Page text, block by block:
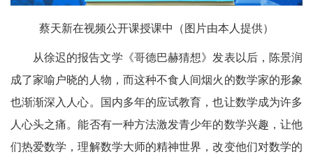
蔡天新在视频公开课授课中（图片由本人提供）
从徐迟的报告文学《哥德巴赫猜想》发表以后，陈景润
成了家喻户晓的人物，而这种不食人间烟火的数学家的形象
也渐渐深入人心。国内多年的应试教育，也让数学成为许多
人心头之痛。能否有一种方法激发青少年的数学兴趣，让他
们热爱数学，理解数学大师的精神世界，改变他们对数学的